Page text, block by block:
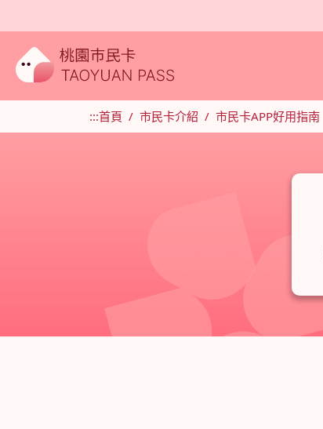
:::首頁 市民卡介紹 市民卡APP好用指南